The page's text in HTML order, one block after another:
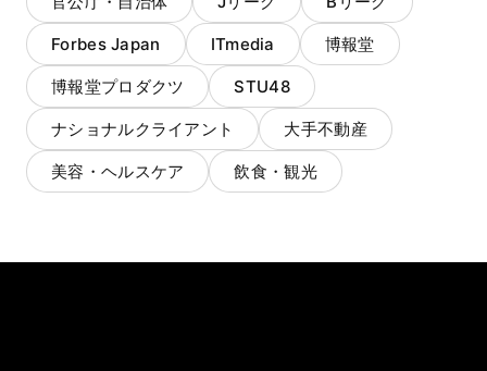
Forbes Japan ITmedia 博報堂
博報堂プロダクツ STU48
ナショナルクライアント 大手不動産
美容・ヘルスケア 飲食・観光